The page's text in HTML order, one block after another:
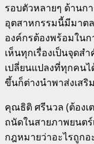
รอบตัวหลายๆ ด้านก
อุตสาหกรรมนี้มีมาต
องค์กรต้องพร้อมใน
เห็นทุกเรื่องเป็นจุด
เปลี่ยนแปลงที่ทุกคนไ
ขึ้นก็ต่างนำพาส่งเสริ
คุณธิติ ศรีนวล (ต้องเ
ถนัดในสายภาพยนต
กฎหมายว่าอะไรถูกอ